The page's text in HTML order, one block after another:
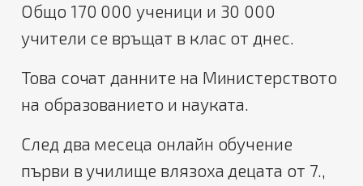
Общо 170 000 ученици и 30 000
учители се връщат в клас от днес.
Това сочат данните на Министерството
на образованието и науката.
След два месеца онлайн обучение
първи в училище влязоха децата от 7.,